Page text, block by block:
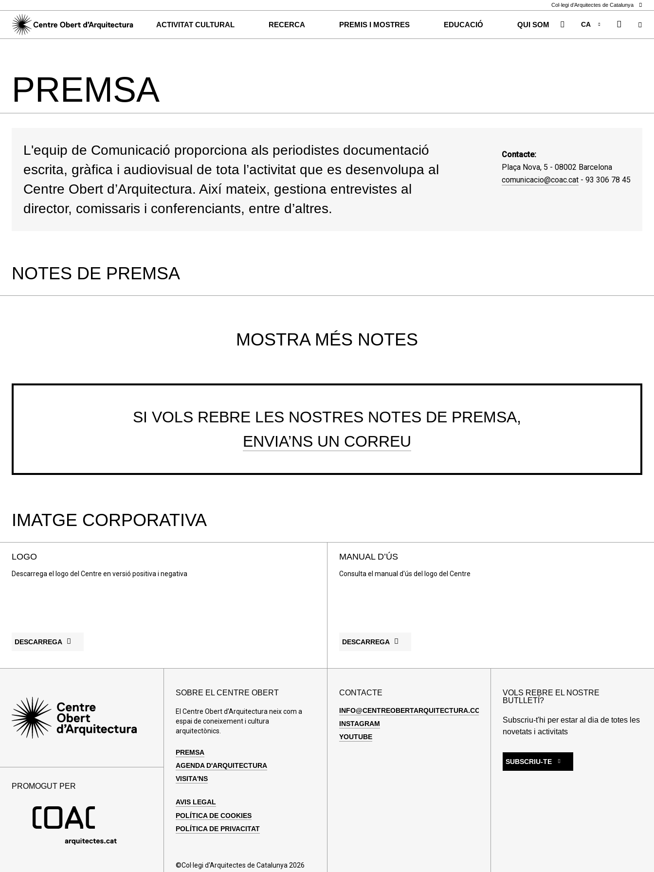
Col·legi d’Arquitectes de Catalunya
ACTIVITAT CULTURAL RECERCA PREMIS I MOSTRES EDUCACIÓ QUI SOM
CA
ES
PREMSA
L'equip de Comunicació proporciona als periodistes documentació
escrita, gràfica i audiovisual de tota l’activitat que es desenvolupa al
Centre Obert d’Arquitectura. Així mateix, gestiona entrevistes al
director, comissaris i conferenciants, entre d’altres.
Contacte:
Plaça Nova, 5 - 08002 Barcelona
comunicacio@coac.cat - 93 306 78 45
NOTES DE PREMSA
MOSTRA MÉS NOTES
SI VOLS REBRE LES NOSTRES NOTES DE PREMSA,
ENVIA’NS UN CORREU
IMATGE CORPORATIVA
LOGO
Descarrega el logo del Centre en versió positiva i negativa
DESCARREGA
MANUAL D’ÚS
Consulta el manual d'ús del logo del Centre
DESCARREGA
PROMOGUT PER
SOBRE EL CENTRE OBERT
El Centre Obert d’Arquitectura neix com a
espai de coneixement i cultura
arquitectònics.
PREMSA
AGENDA D'ARQUITECTURA
VISITA'NS
AVIS LEGAL
POLÍTICA DE COOKIES
POLÍTICA DE PRIVACITAT
©Col·legi d'Arquitectes de Catalunya 2026
CONTACTE
INFO@CENTREOBERTARQUITECTURA.COM
INSTAGRAM
YOUTUBE
VOLS REBRE EL NOSTRE
BUTLLETÍ?
Subscriu-t'hi per estar al dia de totes les
novetats i activitats
SUBSCRIU-TE